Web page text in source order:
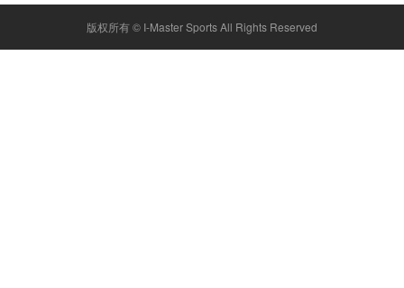
版权所有 © I-Master SportsAll Rights Reserved